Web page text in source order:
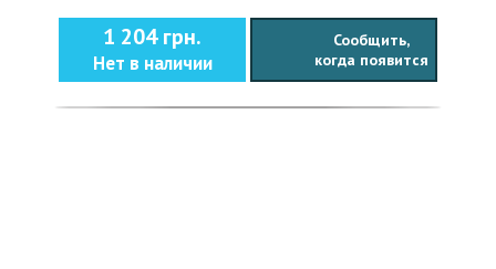
1 204 грн.
Нет в наличии
Сообщить,
когда появится